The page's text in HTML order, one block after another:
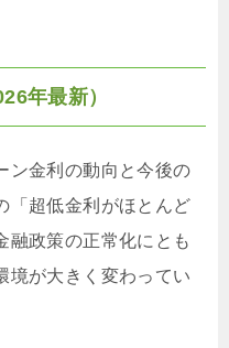
年最新）
ン金利の動向と今後の
「超低金利がほとんど
融政策の正常化にとも
境が大きく変わってい